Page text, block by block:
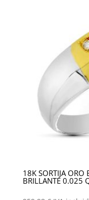
18K SORTIJA ORO
BRILLANTE 0.025